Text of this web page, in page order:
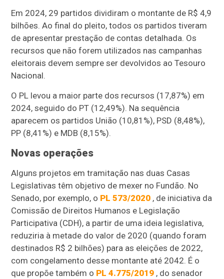
Em 2024, 29 partidos dividiram o montante de R$ 4,9
bilhões. Ao final do pleito, todos os partidos tiveram
de apresentar prestação de contas detalhada. Os
recursos que não forem utilizados nas campanhas
eleitorais devem sempre ser devolvidos ao Tesouro
Nacional.
O PL levou a maior parte dos recursos (17,87%) em
2024, seguido do PT (12,49%). Na sequência
aparecem os partidos União (10,81%), PSD (8,48%),
PP (8,41%) e MDB (8,15%).
Novas operações
Alguns projetos em tramitação nas duas Casas
Legislativas têm objetivo de mexer no Fundão. No
Senado, por exemplo, o PL 573/2020 , de iniciativa da
Comissão de Direitos Humanos e Legislação
Participativa (CDH), a partir de uma ideia legislativa,
reduziria à metade do valor de 2020 (quando foram
destinados R$ 2 bilhões) para as eleições de 2022,
com congelamento desse montante até 2042. É o
que propõe também o PL 4.775/2019 , do senador